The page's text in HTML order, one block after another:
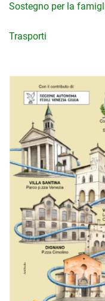
Sostegno per la
Trasporti